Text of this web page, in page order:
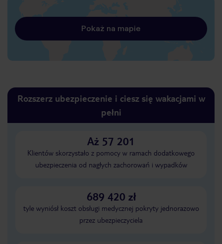
Pokaż na mapie
Rozszerz ubezpieczenie i ciesz się wakacjami w
pełni
Aż 57 201
Klientów skorzystało z pomocy w ramach dodatkowego
ubezpieczenia od nagłych zachorowań i wypadków
689 420 zł
tyle wyniósł koszt obsługi medycznej pokryty jednorazowo
przez ubezpieczyciela